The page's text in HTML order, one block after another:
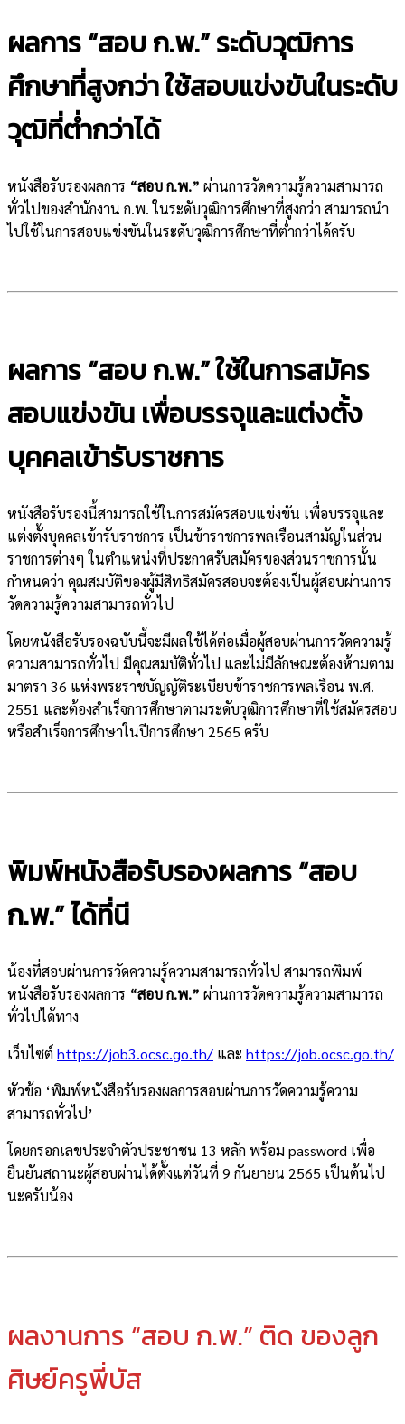
ผลการ “สอบ ก.พ.” ระดับวุฒิการ
ศึกษาที่สูงกว่า ใช้สอบแข่งขันในระดับ
วุฒิที่ต่ำกว่าได้
หนังสือรับรองผลการ “สอบ ก.พ.” ผ่านการวัดความรู้ความสามารถ
ทั่วไปของสำนักงาน ก.พ. ในระดับวุฒิการศึกษาที่สูงกว่า สามารถนำ
ไปใช้ในการสอบแข่งขันในระดับวุฒิการศึกษาที่ต่ำกว่าได้ครับ
ผลการ “สอบ ก.พ.” ใช้ในการสมัคร
สอบแข่งขัน เพื่อบรรจุและแต่งตั้ง
บุคคลเข้ารับราชการ
หนังสือรับรองนี้สามารถใช้ในการสมัครสอบแข่งขัน เพื่อบรรจุและ
แต่งตั้งบุคคลเข้ารับราชการ เป็นข้าราชการพลเรือนสามัญในส่วน
ราชการต่างๆ ในตำแหน่งที่ประกาศรับสมัครของส่วนราชการนั้น
กำหนดว่า คุณสมบัติของผู้มีสิทธิสมัครสอบจะต้องเป็นผู้สอบผ่านการ
วัดความรู้ความสามารถทั่วไป
โดยหนังสือรับรองฉบับนี้จะมีผลใช้ได้ต่อเมื่อผู้สอบผ่านการวัดความรู้
ความสามารถทั่วไป มีคุณสมบัติทั่วไป และไม่มีลักษณะต้องห้ามตาม
มาตรา 36 แห่งพระราชบัญญัติระเบียบข้าราชการพลเรือน พ.ศ.
2551 และต้องสำเร็จการศึกษาตามระดับวุฒิการศึกษาที่ใช้สมัครสอบ
หรือสำเร็จการศึกษาในปีการศึกษา 2565 ครับ
พิมพ์หนังสือรับรองผลการ “สอบ
ก.พ.” ได้ที่นี
น้องที่สอบผ่านการวัดความรู้ความสามารถทั่วไป สามารถพิมพ์
หนังสือรับรองผลการ “สอบ ก.พ.” ผ่านการวัดความรู้ความสามารถ
ทั่วไปได้ทาง
เว็บไซต์ https://job3.ocsc.go.th/ และ https://job.ocsc.go.th/
หัวข้อ ‘พิมพ์หนังสือรับรองผลการสอบผ่านการวัดความรู้ความ
สามารถทั่วไป’
โดยกรอกเลขประจำตัวประชาชน 13 หลัก พร้อม password เพื่อ
ยืนยันสถานะผู้สอบผ่านได้ตั้งแต่วันที่ 9 กันยายน 2565 เป็นต้นไป
นะครับน้อง
ผลงานการ “สอบ ก.พ.” ติด ของลูก
ศิษย์ครูพี่บัส